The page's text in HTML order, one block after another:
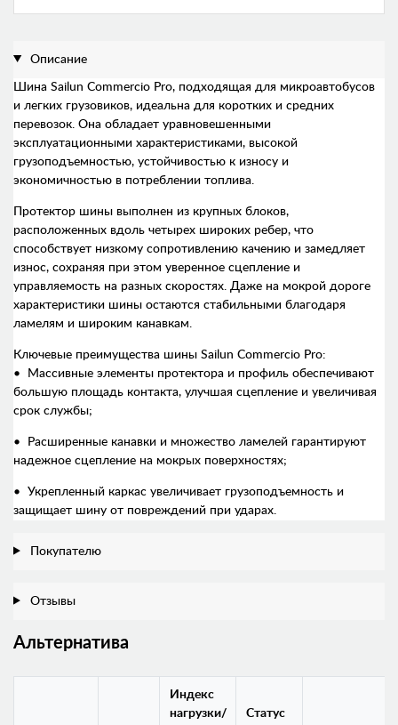
Описание
Шина Sailun Commercio Pro, подходящая для микроавтобусов
и легких грузовиков, идеальна для коротких и средних
перевозок. Она обладает уравновешенными
эксплуатационными характеристиками, высокой
грузоподъемностью, устойчивостью к износу и
экономичностью в потреблении топлива.
Протектор шины выполнен из крупных блоков,
расположенных вдоль четырех широких ребер, что
способствует низкому сопротивлению качению и замедляет
износ, сохраняя при этом уверенное сцепление и
управляемость на разных скоростях. Даже на мокрой дороге
характеристики шины остаются стабильными благодаря
ламелям и широким канавкам.
Ключевые преимущества шины Sailun Commercio Pro:
• Массивные элементы протектора и профиль обеспечивают
большую площадь контакта, улучшая сцепление и увеличивая
срок службы;
• Расширенные канавки и множество ламелей гарантируют
надежное сцепление на мокрых поверхностях;
• Укрепленный каркас увеличивает грузоподъемность и
защищает шину от повреждений при ударах.
Покупателю
Отзывы
Альтернатива
Индекс
нагрузки/
Статус